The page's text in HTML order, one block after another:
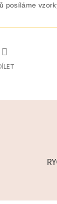
posíláme